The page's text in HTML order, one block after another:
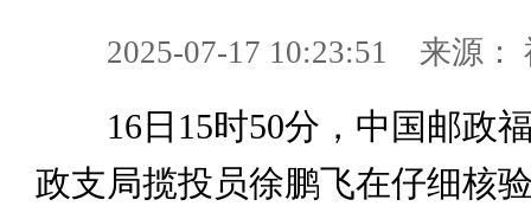
2025-07-17 10:23:51 来源：
16日15时50分，中国邮政
政支局揽投员徐鹏飞在仔细核